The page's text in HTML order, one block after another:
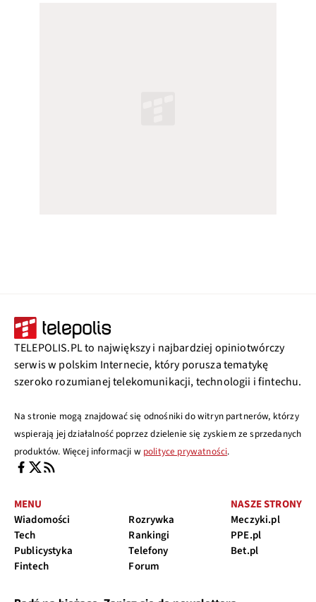
TELEPOLIS.PL to największy i najbardziej opiniotwórczy
serwis w polskim Internecie, który porusza tematykę
szeroko rozumianej telekomunikacji, technologii i fintechu.
Na stronie mogą znajdować się odnośniki do witryn partnerów, którzy
wspierają jej działalność poprzez dzielenie się zyskiem ze sprzedanych
produktów. Więcej informacji w polityce prywatności.
MENU
Wiadomości
Tech
Publicystyka
Fintech
Rozrywka
Rankingi
Telefony
Forum
NASZE STRONY
Meczyki.pl
PPE.pl
Bet.pl